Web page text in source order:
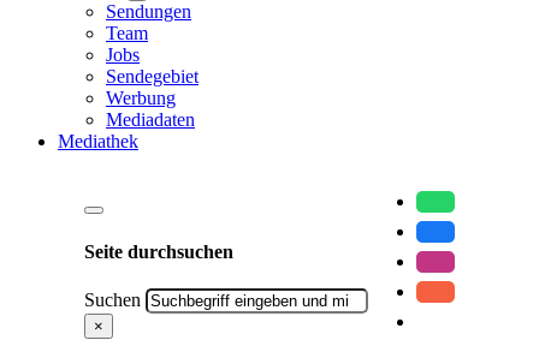
Sendungen
Team
Jobs
Sendegebiet
Werbung
Mediadaten
Mediathek
Seite durchsuchen
Suchen
×